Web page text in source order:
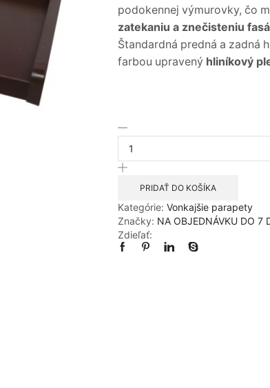
17,50€.11,45€.
podokennej výmurovky, čo
zatekaniu a znečisteniu
Štandardná predná a zadná
farbou upravený hliníkový
množstvo
240x800mm
Vonkajší
parapet
PRIDAŤ DO KOŠÍKA
Kategórie: Vonkajšie parapety
Značky: NA OBJEDNÁVKU DO 7
Zdieľať: